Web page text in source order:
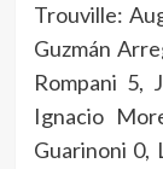
Trouville:
Guzmán
Rompani 5,
Ignacio
Guarinoni 0,